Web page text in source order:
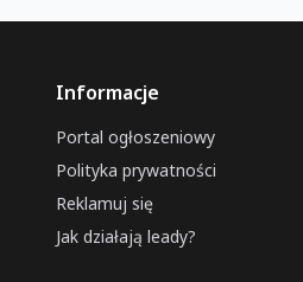
Informacje
Portal ogłoszeniowy
Polityka prywatności
Reklamuj się
Jak działają leady?